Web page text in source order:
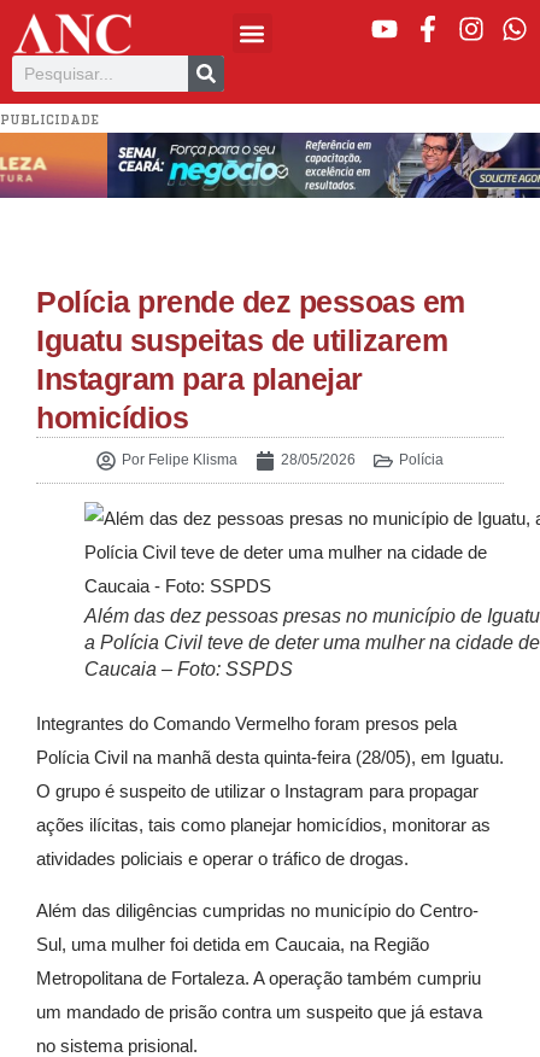
PUBLICIDADE
Polícia prende dez pessoas em
Iguatu suspeitas de utilizarem
Instagram para planejar
homicídios
Por Felipe Klisma 28/05/2026 Polícia
Além das dez pessoas presas no município de
a Polícia Civil teve de deter uma mulher na cidade de
Caucaia – Foto: SSPDS
Integrantes do Comando Vermelho foram presos pela
Polícia Civil na manhã desta quinta-feira (28/05), em Iguatu.
O grupo é suspeito de utilizar o Instagram para propagar
ações ilícitas, tais como planejar homicídios, monitorar as
atividades policiais e operar o tráfico de drogas.
Além das diligências cumpridas no município do Centro-
Sul, uma mulher foi detida em Caucaia, na Região
Metropolitana de Fortaleza. A operação também cumpriu
um mandado de prisão contra um suspeito que já estava
no sistema prisional.